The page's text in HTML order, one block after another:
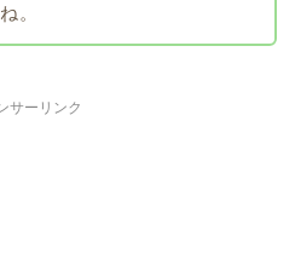
。
サーリンク